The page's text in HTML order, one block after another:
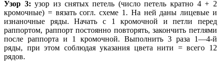
Узор 3: узор из снятых петель (число петель кратно 4 + 2
кромочные) = вязать согл. схеме 1. На ней даны лицевые и
изнаночные ряды. Начать с 1 кромочной и петли перед
раппортом, раппорт постоянно повторять, закончить петлями
после раппорта и 1 кромочной. Выполнить 3 раза 1—4-й
ряды, при этом соблюдая указания цвета нити = всего 12
рядов.